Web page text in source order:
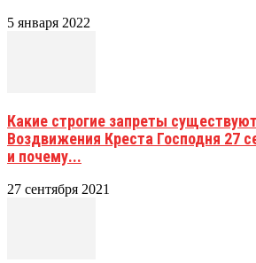
5 января 2022
Какие строгие запреты
Воздвижения Креста Господня 27
и почему...
27 сентября 2021